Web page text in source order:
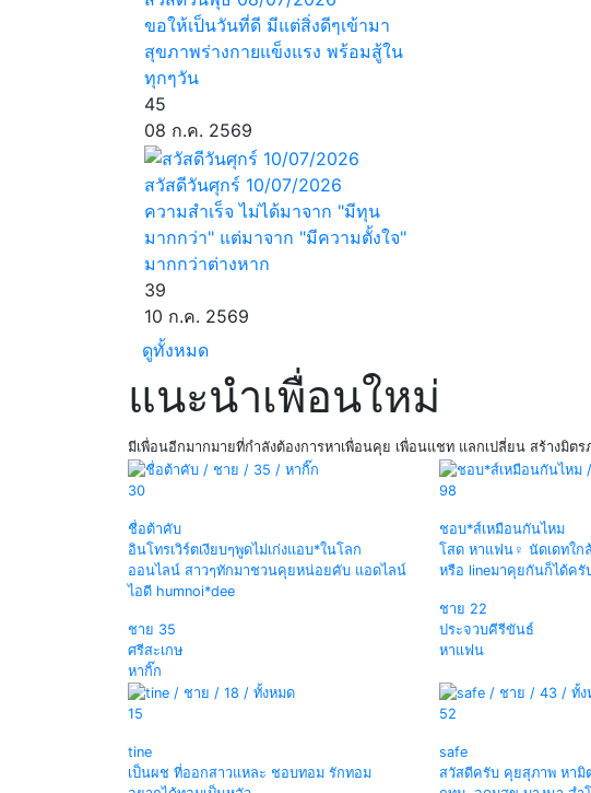
ขอให้เป็นวันที่ดี มีแต่สิ่งดีๆเข้ามา
สุขภาพร่างกายแข็งแรง พร้อมสู้ใน
ทุกๆวัน
45
08 ก.ค. 2569
สวัสดีวันศุกร์ 10/07/2026
ความสำเร็จ ไม่ได้มาจาก "มีทุน
มากกว่า" แต่มาจาก "มีความตั้งใจ"
มากกว่าต่างหาก
39
10 ก.ค. 2569
ดูทั้งหมด
แนะนำเพื่อนใหม่
มีเพื่อนอีกมากมายที่กำลังต้องการหาเพื่อนคุย เพื่อนแชท แลกเปลี่ยน สร้างมิต
30
ชื่อต้าคับ
อินโทรเวิร์ตเงียบๆพูดไม่เก่งแอบ*ในโลก
ออนไลน์ สาวๆทักมาชวนคุยหน่อยคับ แอดไลน์
ไอดี humnoi*dee
ชาย 35
ศรีสะเกษ
หากิ๊ก
98
ชอบ*ส์เหมือนกันไหม
โสด หาแฟน♀️ นัดเดทใก
หรือ lineมาคุยกันก็ได้ครั
ชาย 22
ประจวบคีรีขันธ์
หาแฟน
15
tine
เป็นผช ที่ออกสาวแหละ ชอบทอม รักทอม
52
safe
สวัสดีครับ คุยสุภาพ หามิ